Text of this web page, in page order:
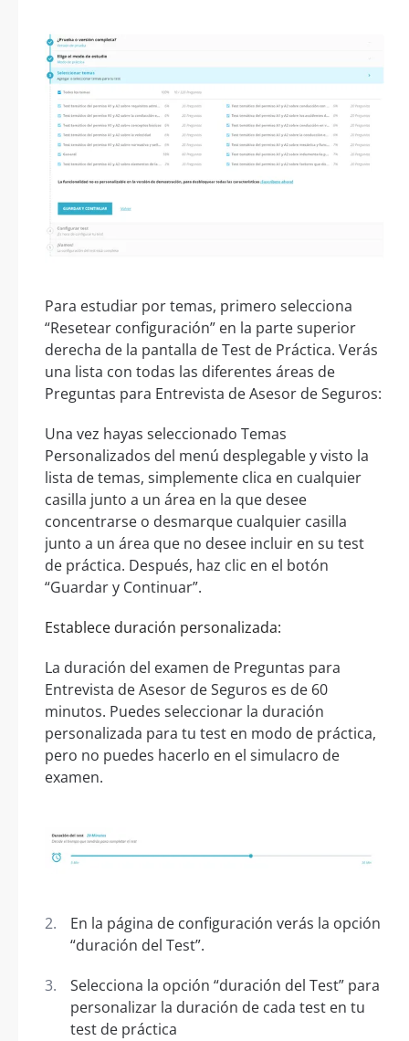
Para estudiar por temas, primero selecciona
“Resetear configuración” en la parte superior
derecha de la pantalla de Test de Práctica. Verás
una lista con todas las diferentes áreas de
Preguntas para Entrevista de Asesor de Seguros:
Una vez hayas seleccionado Temas
Personalizados del menú desplegable y visto la
lista de temas, simplemente clica en cualquier
casilla junto a un área en la que desee
concentrarse o desmarque cualquier casilla
junto a un área que no desee incluir en su test
de práctica. Después, haz clic en el botón
“Guardar y Continuar”.
Establece duración personalizada:
La duración del examen de Preguntas para
Entrevista de Asesor de Seguros es de 60
minutos. Puedes seleccionar la duración
personalizada para tu test en modo de práctica,
pero no puedes hacerlo en el simulacro de
examen.
En la página de configuración verás la opción
“duración del Test”.
Selecciona la opción “duración del Test” para
personalizar la duración de cada test en tu
test de práctica